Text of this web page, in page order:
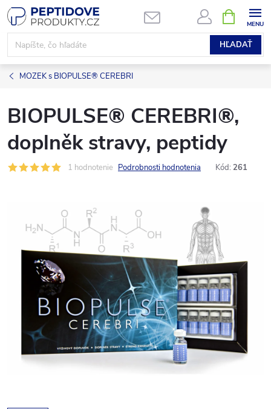
Prejsť
na
obsah
HĽADAŤ
KOŠÍK
MOZEK s BIOPULSE® CEREBRI
BIOPULSE® CEREBRI®,
doplněk stravy, peptidy
1 hodnotenie Podrobnosti hodnotenia Kód: 261